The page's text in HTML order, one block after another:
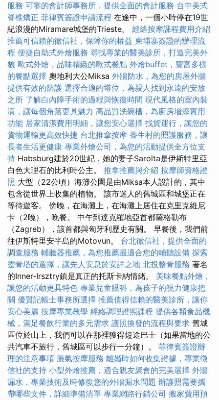
服務 可靠的會計師事務所，提供全面的會計服務 台中美式
脊椎矯正 菲律賓簽證申請流程 在途中，一個小時停在19世
紀浪漫的Miramare城堡的Trieste。 經絡按摩課程費用介紹
推薦可信賴的徵信社，保障你的權益 柬埔寨簽證的辦理流
程 便捷自助式外燴服務 尋找專業的醫美診所，打造完美外
貌 歐式外燴，品味精緻的歐式餐點 外燴buffet，豐富多樣
的餐點選擇 奧地利大公Miksa 外牆防水，為您的房屋外牆
提供有效的防護 選擇合適的塔位，為親人找到永遠的安放
之所 了解白內障手術的過程與恢復時間 現代風格的室內裝
潢，讓每個角落更具魅力 高品質洗碗槽，為廚房增添實用
功能 居家清潔費用明細，讓您安心選擇 找貨運行，讓您的
貨物運輸更高效快捷 台北推拿按摩 養生村的照護服務，讓
長者生活更健康 專業外燴公司，為您的活動提供全方位支
持 Habsburg建於20世紀，她的妻子Sarolta是伊斯特里亞
白色大理石的比利時公主。 推拿推薦與介紹 按摩師資格證
照 大型（22公頃）海灘公園是由Miksa本人設計的，其中
包含從世界上收集的植物。 該市迷人的舊城區和城堡正在
等待遊客。 傍晚，在海灘上，在海灘上居住在克里克維尼
卡（2晚），晚餐。 中午到達克羅地亞首都薩格勒布
（Zagreb），該首都與匈牙利歷史有關。 早餐後，我們前
往伊斯特里安半島的Motovun。 台北徵信社，提供全面的
調查服務 輔聽器推薦，為您推薦最適合您的輔聽設備 探索
靈骨塔的選擇，讓先人安息於安詳之地 北投整骨服務 著名
的Inner-Irsztry鎮是真正的托斯卡納情緒。 美味餐點外燴，
讓您的活動更具特色 專業兒童眼科，為孩子的視力健康把
關 優質記帳士事務所選擇 推薦值得信賴的醫美診所，讓你
安心美麗 按摩專業教學 經絡調理證照課程 提供各類食品機
械，滿足餐飲行業的多元需求 護照換發的流程與要求 舊城
區位於山上，我們可以在那裡獲得短途巴士（如果當地的公
共汽車不旅行，舊城區可以步行一分鐘）。 菲律賓簽證辦
理的注意事項 脹氣按摩服務 離婚時如何收集證據，專業徵
信社的支持 小型外燴推薦，適合親友聚會的完美選擇 外牆
漏水，專業技術及時修復您的外牆漏水問題 辦護照需要攜
帶哪些文件，詳細準備清單 專業網路行銷公司 搬家費用預